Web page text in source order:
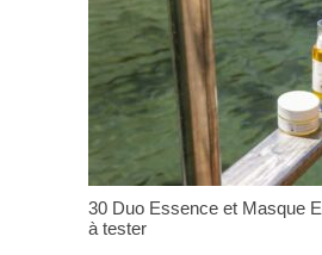
30 Duo Essence et Masque
à tester